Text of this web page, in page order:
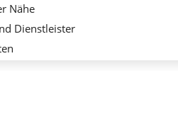
Nähe
Dienstleister